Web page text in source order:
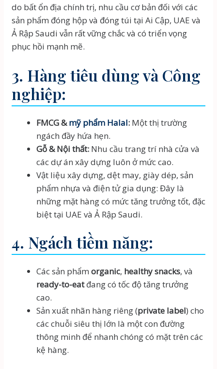
do bất ổn địa chính trị, nhu cầu cơ bản đối với các
sản phẩm đóng hộp và đóng túi tại Ai Cập, UAE và
Ả Rập Saudi vẫn rất vững chắc và có triển vọng
phục hồi mạnh mẽ.
3. Hàng tiêu dùng và Công
nghiệp:
FMCG &mỹ phẩm Halal:Một thị trường
ngách đầy hứa hẹn.
Gỗ & Nội thất:Nhu cầu trang trí nhà cửa và
các dự án xây dựng luôn ở mức cao.
Vật liệu xây dựng, dệt may, giày dép, sản
phẩm nhựa và điện tử gia dụng: Đây là
những mặt hàng có mức tăng trưởng tốt, đặc
biệt tại UAE và Ả Rập Saudi.
4. Ngách tiềm năng:
Các sản phẩm organic, healthy snacks, và
ready-to-eatđang có tốc độ tăng trưởng
cao.
Sản xuất nhãn hàng riêng (private label) cho
các chuỗi siêu thị lớn là một con đường
thông minh để nhanh chóng có mặt trên các
kệ hàng.